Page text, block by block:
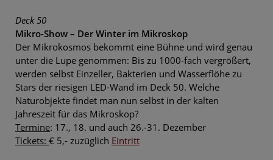
Deck 50
Mikro-Show – Der Winter im Mikroskop
Der Mikrokosmos bekommt eine Bühne und wird genau
unter die Lupe genommen: Bis zu 1000-fach vergrößert,
werden selbst Einzeller, Bakterien und Wasserflöhe zu
Stars der riesigen LED-Wand im Deck 50. Welche
Naturobjekte findet man nun selbst in der kalten
Jahreszeit für das Mikroskop?
Termine: 17., 18. und auch 26.-31. Dezember
Tickets: € 5,- zuzüglich Eintritt